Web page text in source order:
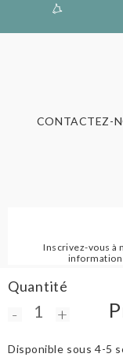
Quantité
- +
Disponible sous 4-5
CONTACTEZ-
Inscrivez-vous à